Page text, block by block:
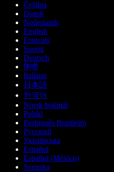
Čeština
Dansk
Nederlands
English
Français
Suomi
Deutsch
हिन्दी
Italiano
日本語
한국어
Norsk bokmål
Polski
Português Brasileiro
Русский
Українська
Español
Español (México)
Svenska